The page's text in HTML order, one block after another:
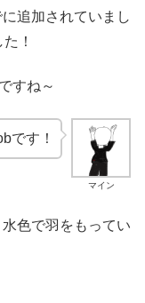
追加されていまし
！
すね～
マイン
です！
色で羽をもってい